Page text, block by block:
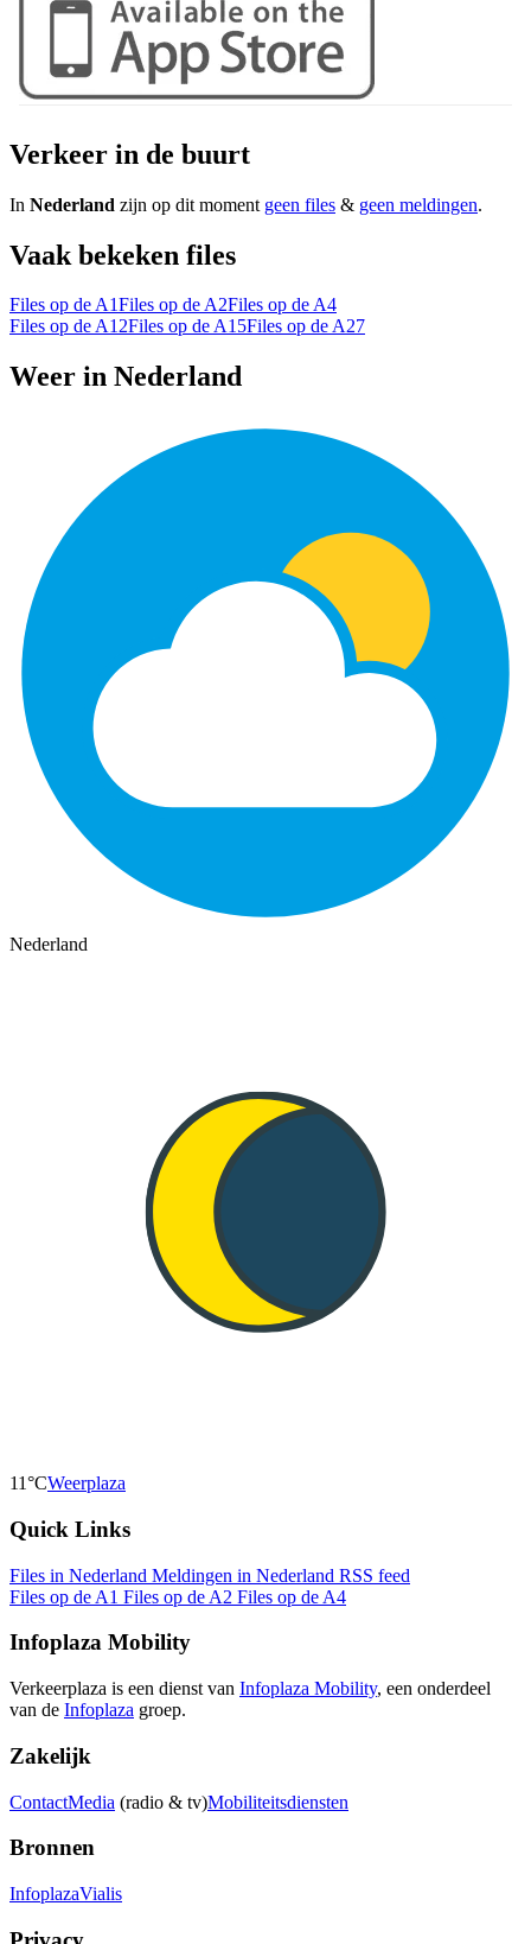
Verkeer in de buurt
In Nederland zijn op dit moment geen files & geen meldingen.
Vaak bekeken files
Files op de A1Files op de A2Files op de A4
Files op de A12Files op de A15Files op de A27
Weer in Nederland
Nederland
11°CWeerplaza
Quick Links
Files in Nederland Meldingen in Nederland RSS feed
Files op de A1 Files op de A2 Files op de A4
Infoplaza Mobility
Verkeerplaza is een dienst van Infoplaza Mobility, een onderdeel
van de Infoplaza groep.
Zakelijk
ContactMedia (radio & tv)Mobiliteitsdiensten
Bronnen
InfoplazaVialis